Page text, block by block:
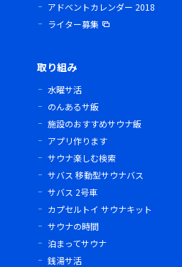
アドベントカレンダー 2018
ライター募集
取り組み
水曜サ活
のんあるサ飯
施設のおすすめサウナ飯
アプリ作ります
サウナ楽しむ検索
サバス 移動型サウナバス
サバス 2号車
カプセルトイ サウナキット
サウナの時間
泊まってサウナ
銭湯サ活